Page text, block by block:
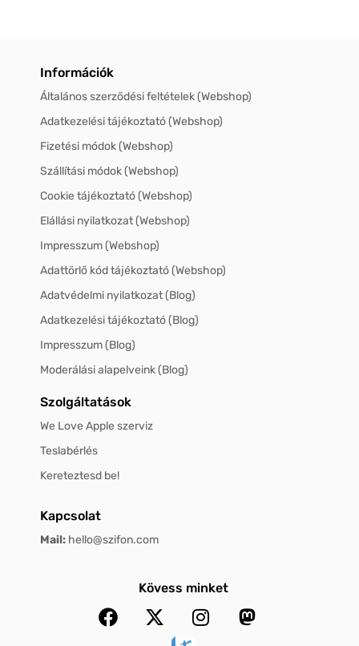
Információk
Általános szerződési feltételek (Webshop)
Adatkezelési tájékoztató (Webshop)
Fizetési módok (Webshop)
Szállítási módok (Webshop)
Cookie tájékoztató (Webshop)
Elállási nyilatkozat (Webshop)
Impresszum (Webshop)
Adattörlő kód tájékoztató (Webshop)
Adatvédelmi nyilatkozat (Blog)
Adatkezelési tájékoztató (Blog)
Impresszum (Blog)
Moderálási alapelveink (Blog)
Szolgáltatások
We Love Apple szerviz
Teslabérlés
Kereteztesd be!
Kapcsolat
Mail: hello@szifon.com
Kövess minket